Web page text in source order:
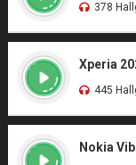
378
Xperia
445
Nokia